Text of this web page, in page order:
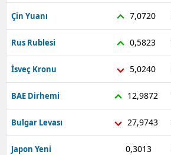
Çin Yuanı 7,0720
Rus Rublesi 0,5823
İsveç Kronu 5,0240
BAE Dirhemi 12,9872
Bulgar Levası 27,9743
Japon Yeni 0,3013